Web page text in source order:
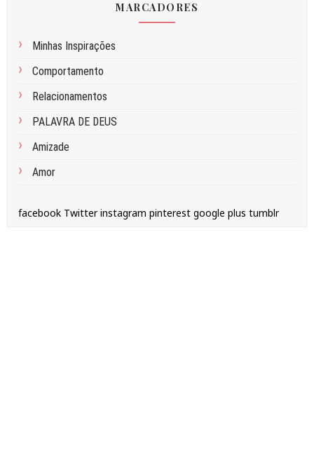
MARCADORES
Minhas Inspirações
Comportamento
Relacionamentos
PALAVRA DE DEUS
Amizade
Amor
facebook Twitter instagram pinterest google plus tumblr